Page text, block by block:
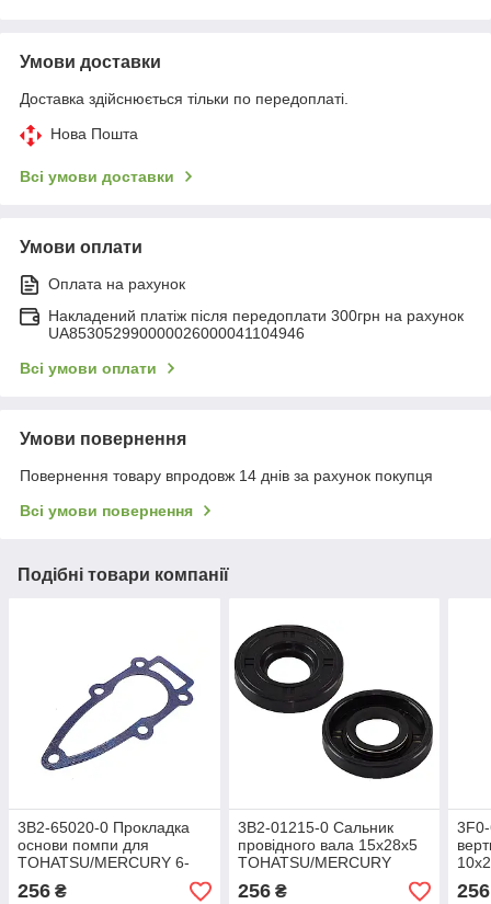
Умови доставки
Доставка здійснюється тільки по передоплаті.
Нова Пошта
Всі умови доставки
Умови оплати
Оплата на рахунок
Накладений платіж після передоплати 300грн на рахунок
UA853052990000026000041104946
Всі умови оплати
Умови повернення
Повернення товару впродовж 14 днів за рахунок покупця
Всі умови повернення
Подібні товари компанії
3B2-65020-0 Прокладка
основи помпи для
TOHATSU/MERCURY 6-
9.8
256 ₴
3B2-01215-0 Сальник
провідного вала 15x28x5
TOHATSU/MERCURY
6/8/9.8
256₴ 256